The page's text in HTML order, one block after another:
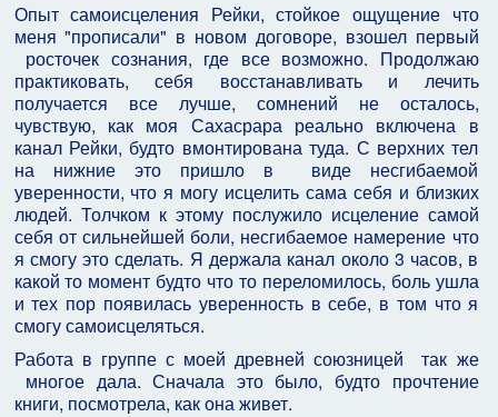
Опыт самоисцеления Рейки, стойкое ощущение что
меня "прописали" в новом договоре, взошел первый
росточек сознания, где все возможно. Продолжаю
практиковать, себя восстанавливать и лечить
получается все лучше, сомнений не осталось,
чувствую, как моя Сахасрара реально включена в
канал Рейки, будто вмонтирована туда. С верхних тел
на нижние это пришло в виде несгибаемой
уверенности, что я могу исцелить сама себя и близких
людей. Толчком к этому послужило исцеление самой
себя от сильнейшей боли, несгибаемое намерение что
я смогу это сделать. Я держала канал около 3 часов, в
какой то момент будто что то переломилось, боль ушла
и тех пор появилась уверенность в себе, в том что я
смогу самоисцеляться.
Работа в группе с моей древней союзницей так же
многое дала. Сначала это было, будто прочтение
книги, посмотрела, как она живет.